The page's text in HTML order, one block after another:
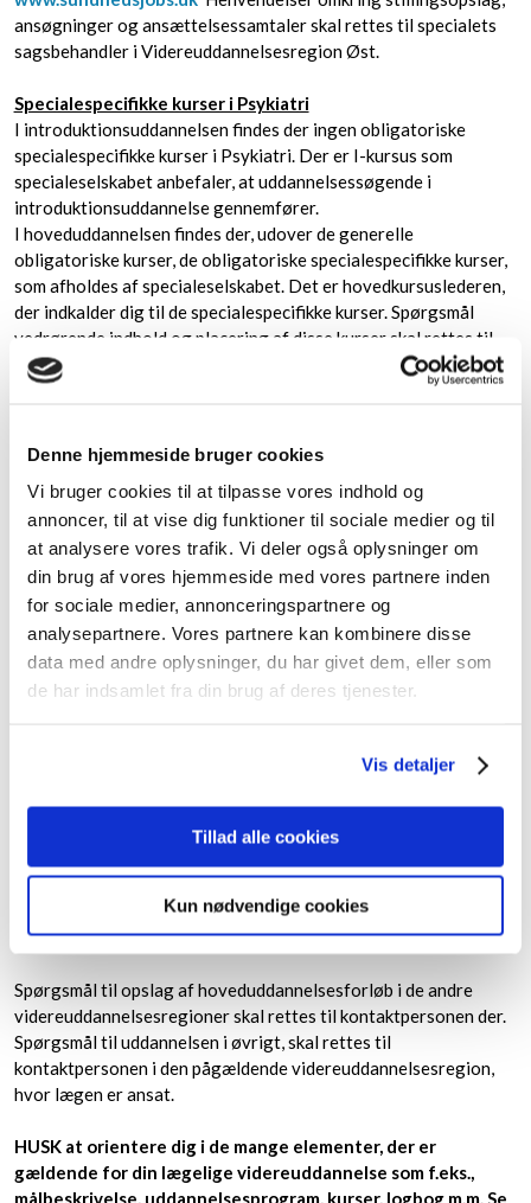
Denne hjemmeside bruger cookies
Vi bruger cookies til at tilpasse vores indhold og
annoncer, til at vise dig funktioner til sociale medier og til
at analysere vores trafik. Vi deler også oplysninger om
din brug af vores hjemmeside med vores partnere inden
for sociale medier, annonceringspartnere og
analysepartnere. Vores partnere kan kombinere disse
data med andre oplysninger, du har givet dem, eller som
de har indsamlet fra din brug af deres tjenester.
Vis detaljer
Tillad alle cookies
Kun nødvendige cookies
ansøgninger og ansættelsessamtaler skal rettes til specialets
sagsbehandler i Videreuddannelsesregion Øst.
Specialespecifikke kurser i Psykiatri
I introduktionsuddannelsen findes der ingen obligatoriske
specialespecifikke kurser i Psykiatri. Der er I-kursus som
specialeselskabet anbefaler, at uddannelsessøgende i
introduktionsuddannelse gennemfører.
I hoveduddannelsen findes der, udover de generelle
obligatoriske kurser, de obligatoriske specialespecifikke kurser,
som afholdes af specialeselskabet. Det er hovedkursuslederen,
der indkalder dig til de specialespecifikke kurser. Spørgsmål
vedrørende indhold og placering af disse kurser skal rettes til
hovedkursuslederen eller kursusadministrator.
Grunduddannelsen i psykoterapi er en obligatorisk del af
Kontaktpersoner
Formand for uddannelsesrådet er PKL (Postgraduat Klinisk
Lektor):
Signe Wegmann Düring
E-mail:signe.wegmann.during@regionh.dk
Hovedkursusleder​:
Ulla Agerskov Andersen
E-mail:uagerskov@health.sdu.dk
E-mail:helen.gerdrup.nielsen@regionh.dk
Sagsbehandler:
Tobias Kongstad-Hansen
tobias.kongstad-hansen@regionh.dk
Telefon: 3866 9942
Spørgsmål til opslag af hoveduddannelsesforløb i de andre
videreuddannelsesregioner skal rettes til kontaktpersonen der.
Spørgsmål til uddannelsen i øvrigt, skal rettes til
kontaktpersonen i den pågældende videreuddannelsesregion,
hvor lægen er ansat.
HUSK at orientere dig i de mange elementer, der er
gældende for din lægelige videreuddannelse som f.eks.,
målbeskrivelse, uddannelsesprogram, kurser, logbog m.m. Se